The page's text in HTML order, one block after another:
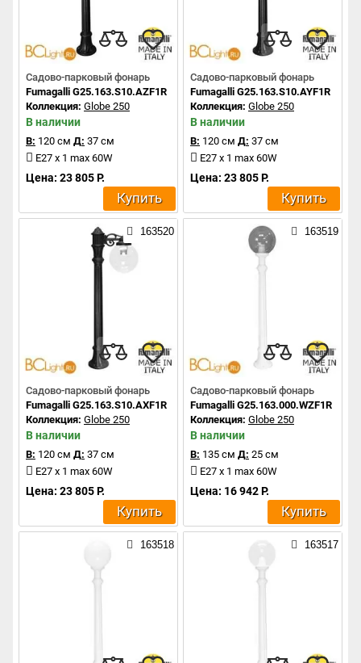
Садово-парковый фонарь
Fumagalli G25.163.S10.AZF1R
Коллекция: Globe 250
В наличии
В: 120 см Д: 37 см
E27 x 1 max 60W
Цена: 23 805 Р.
Купить
Садово-парковый фонарь
Fumagalli G25.163.S10.AYF1R
Коллекция: Globe 250
В наличии
В: 120 см Д: 37 см
E27 x 1 max 60W
Цена: 23 805 Р.
Купить
163520
Садово-парковый фонарь
Fumagalli G25.163.S10.AXF1R
Коллекция: Globe 250
В наличии
В: 120 см Д: 37 см
E27 x 1 max 60W
Цена: 23 805 Р.
Купить
163519
Садово-парковый фонарь
Fumagalli G25.163.000.WZF1R
Коллекция: Globe 250
В наличии
В: 135 см Д: 25 см
E27 x 1 max 60W
Цена: 16 942 Р.
Купить
163518 163517